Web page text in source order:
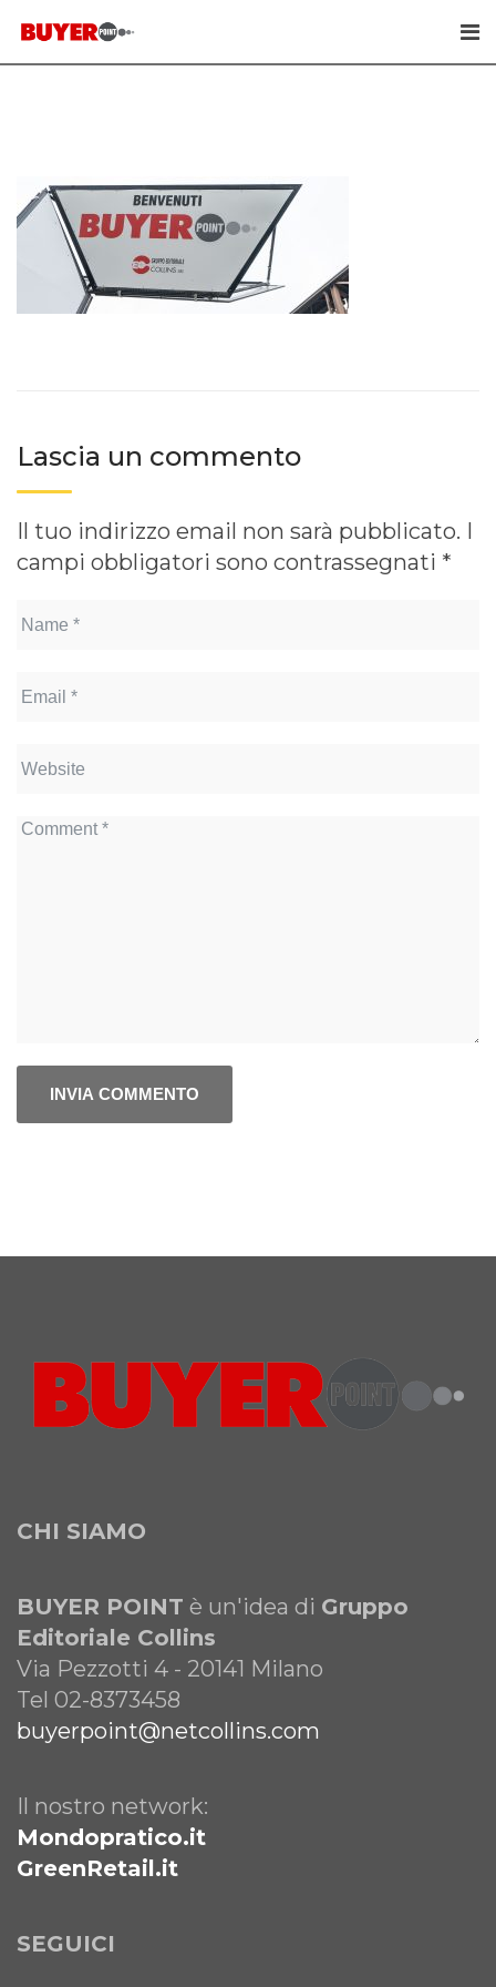
to
Lascia un commento
Il tuo indirizzo email non sarà pubblicato. I
campi obbligatori sono contrassegnati *
CHI SIAMO
BUYER POINT è un'idea di Gruppo
Editoriale Collins
Via Pezzotti 4 - 20141 Milano
Tel 02-8373458
buyerpoint@netcollins.com
Il nostro network:
Mondopratico.it
GreenRetail.it
SEGUICI